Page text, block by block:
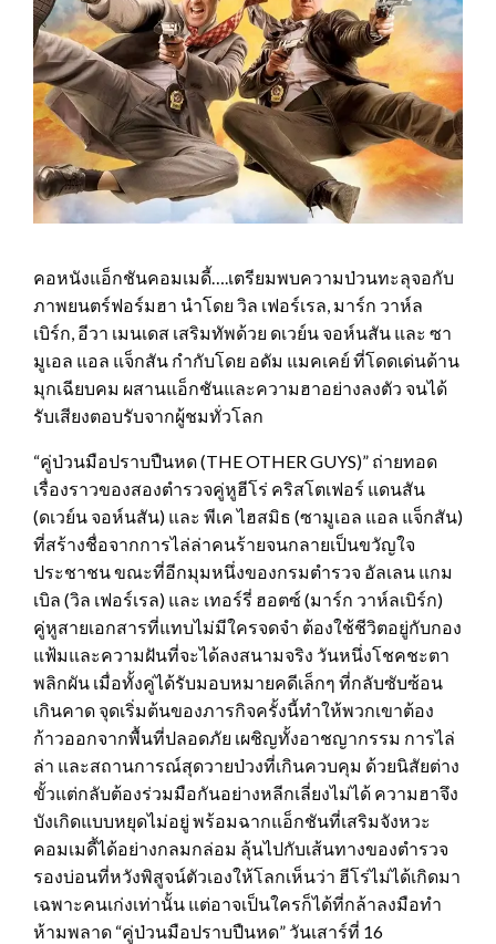
คอหนังแอ็กชันคอมเมดี้….เตรียมพบความป่วนทะลุจอกับ
ภาพยนตร์ฟอร์มฮา นำโดย วิล เฟอร์เรล, มาร์ก วาห์ล
เบิร์ก, อีวา เมนเดส เสริมทัพด้วย ดเวย์น จอห์นสัน และ ซา
มูเอล แอล แจ็กสัน กำกับโดย อดัม แมคเคย์ ที่โดดเด่นด้าน
มุกเฉียบคม ผสานแอ็กชันและความฮาอย่างลงตัว จนได้
รับเสียงตอบรับจากผู้ชมทั่วโลก
“คู่ป่วนมือปราบปืนหด (THE OTHER GUYS)” ถ่ายทอด
เรื่องราวของสองตำรวจคู่หูฮีโร่ คริสโตเฟอร์ แดนสัน
(ดเวย์น จอห์นสัน) และ พีเค ไฮสมิธ (ซามูเอล แอล แจ็กสัน)
ที่สร้างชื่อจากการไล่ล่าคนร้ายจนกลายเป็นขวัญใจ
ประชาชน ขณะที่อีกมุมหนึ่งของกรมตำรวจ อัลเลน แกม
เบิล (วิล เฟอร์เรล) และ เทอร์รี่ ฮอตซ์ (มาร์ก วาห์ลเบิร์ก)
คู่หูสายเอกสารที่แทบไม่มีใครจดจำ ต้องใช้ชีวิตอยู่กับกอง
แฟ้มและความฝันที่จะได้ลงสนามจริง วันหนึ่งโชคชะตา
พลิกผัน เมื่อทั้งคู่ได้รับมอบหมายคดีเล็กๆ ที่กลับซับซ้อน
เกินคาด จุดเริ่มต้นของภารกิจครั้งนี้ทำให้พวกเขาต้อง
ก้าวออกจากพื้นที่ปลอดภัย เผชิญทั้งอาชญากรรม การไล่
ล่า และสถานการณ์สุดวายป่วงที่เกินควบคุม ด้วยนิสัยต่าง
ขั้วแต่กลับต้องร่วมมือกันอย่างหลีกเลี่ยงไม่ได้ ความฮาจึง
บังเกิดแบบหยุดไม่อยู่ พร้อมฉากแอ็กชันที่เสริมจังหวะ
คอมเมดี้ได้อย่างกลมกล่อม ลุ้นไปกับเส้นทางของตำรวจ
รองบ่อนที่หวังพิสูจน์ตัวเองให้โลกเห็นว่า ฮีโร่ไม่ได้เกิดมา
เฉพาะคนเก่งเท่านั้น แต่อาจเป็นใครก็ได้ที่กล้าลงมือทำ
ห้ามพลาด “คู่ป่วนมือปราบปืนหด” วันเสาร์ที่ 16